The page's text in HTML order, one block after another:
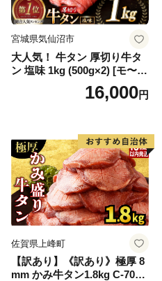
宮城県気仙沼市
大人気！ 牛タン 厚切り牛タ
ン 塩味 1kg (500g×2) [モ〜ラ
ンド 宮城県 気仙沼市 205646
60] 肉 牛肉 精肉 牛たん 牛タ
厚切り タン
16,000円
佐賀県上峰町
【訳あり】《訳あり》極厚 8
mm かみ牛タン1.8kg C-709-